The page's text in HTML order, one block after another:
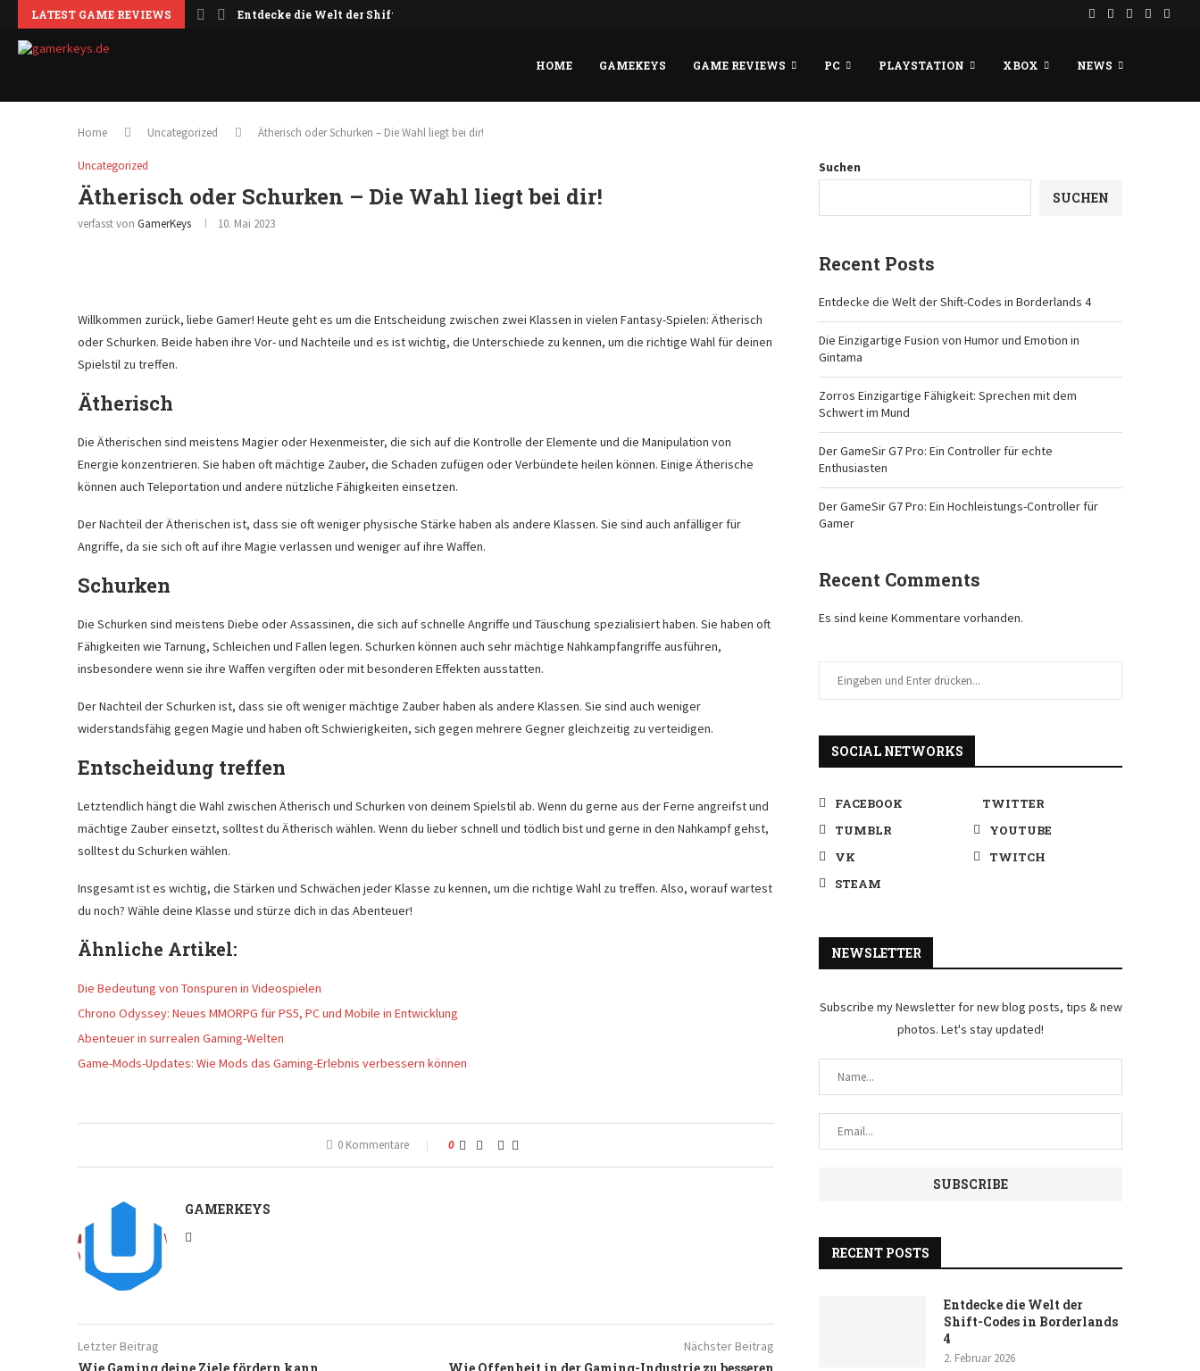
LATEST GAME REVIEWS Entdecke die Welt der Shift-Codes in Borderlands 4
HOME GAMEKEYS GAME REVIEWS PC PLAYSTATION XBOX NEWS
Home Uncategorized Ätherisch oder Schurken – Die Wahl liegt bei dir!
Uncategorized
Ätherisch oder Schurken – Die Wahl liegt bei dir!
verfasst von GamerKeys 10. Mai 2023
Willkommen zurück, liebe Gamer! Heute geht es um die Entscheidung zwischen zwei Klassen in vielen Fantasy-Spielen: Ätherisch
oder Schurken. Beide haben ihre Vor- und Nachteile und es ist wichtig, die Unterschiede zu kennen, um die richtige Wahl für deinen
Spielstil zu treffen.
Ätherisch
Die Ätherischen sind meistens Magier oder Hexenmeister, die sich auf die Kontrolle der Elemente und die Manipulation von
Energie konzentrieren. Sie haben oft mächtige Zauber, die Schaden zufügen oder Verbündete heilen können. Einige Ätherische
können auch Teleportation und andere nützliche Fähigkeiten einsetzen.
Der Nachteil der Ätherischen ist, dass sie oft weniger physische Stärke haben als andere Klassen. Sie sind auch anfälliger für
Angriffe, da sie sich oft auf ihre Magie verlassen und weniger auf ihre Waffen.
Schurken
Die Schurken sind meistens Diebe oder Assassinen, die sich auf schnelle Angriffe und Täuschung spezialisiert haben. Sie haben oft
Fähigkeiten wie Tarnung, Schleichen und Fallen legen. Schurken können auch sehr mächtige Nahkampfangriffe ausführen,
insbesondere wenn sie ihre Waffen vergiften oder mit besonderen Effekten ausstatten.
Der Nachteil der Schurken ist, dass sie oft weniger mächtige Zauber haben als andere Klassen. Sie sind auch weniger
widerstandsfähig gegen Magie und haben oft Schwierigkeiten, sich gegen mehrere Gegner gleichzeitig zu verteidigen.
Entscheidung treffen
Letztendlich hängt die Wahl zwischen Ätherisch und Schurken von deinem Spielstil ab. Wenn du gerne aus der Ferne angreifst und
mächtige Zauber einsetzt, solltest du Ätherisch wählen. Wenn du lieber schnell und tödlich bist und gerne in den Nahkampf gehst,
solltest du Schurken wählen.
Insgesamt ist es wichtig, die Stärken und Schwächen jeder Klasse zu kennen, um die richtige Wahl zu treffen. Also, worauf wartest
du noch? Wähle deine Klasse und stürze dich in das Abenteuer!
Ähnliche Artikel:
Die Bedeutung von Tonspuren in Videospielen
Chrono Odyssey: Neues MMORPG für PS5, PC und Mobile in Entwicklung
Abenteuer in surrealen Gaming-Welten
Game-Mods-Updates: Wie Mods das Gaming-Erlebnis verbessern können
0 Kommentare 0
GAMERKEYS
Letzter Beitrag Nächster Beitrag
Suchen
SUCHEN
Recent Posts
Entdecke die Welt der Shift-Codes in Borderlands 4
Die Einzigartige Fusion von Humor und Emotion in
Gintama
Zorros Einzigartige Fähigkeit: Sprechen mit dem
Schwert im Mund
Der GameSir G7 Pro: Ein Controller für echte
Enthusiasten
Der GameSir G7 Pro: Ein Hochleistungs-Controller für
Gamer
Recent Comments
Es sind keine Kommentare vorhanden.
SOCIAL NETWORKS
FACEBOOK
TWITTER
TUMBLR
YOUTUBE
VK
TWITCH
STEAM
NEWSLETTER
Subscribe my Newsletter for new blog posts, tips & new
photos. Let's stay updated!
RECENT POSTS
Entdecke die Welt der
Shift-Codes in Borderlands
4
2. Februar 2026